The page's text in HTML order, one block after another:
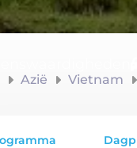
Azië Vietnam